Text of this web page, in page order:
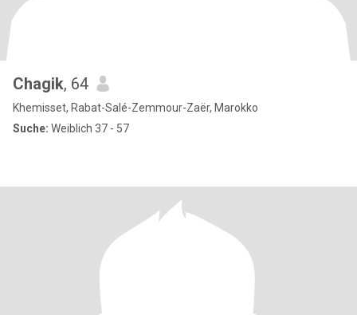
Chagik, 64
Khemisset, Rabat-Salé-Zemmour-Zaër, Marokko
Suche: Weiblich 37 - 57